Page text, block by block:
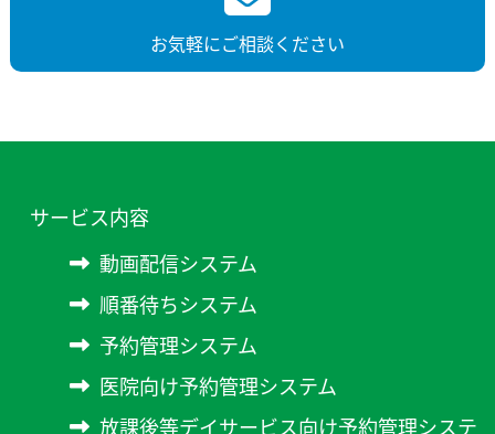
お気軽にご相談ください
サービス内容
動画配信システム
順番待ちシステム
予約管理システム
医院向け予約管理システム
放課後等デイサービス向け予約管理システ